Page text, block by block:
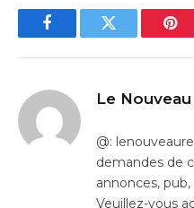
FacebookTwitter
Le
@:
demandes de
annonces,
Veuillez-vous